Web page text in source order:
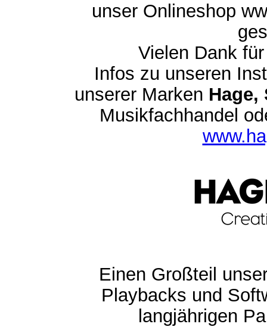
unser Onlineshop
Vielen Dank
Infos zu unseren
unserer Marken Hage,
Musikfachhandel
Einen Großteil
Playbacks und
langjährigen